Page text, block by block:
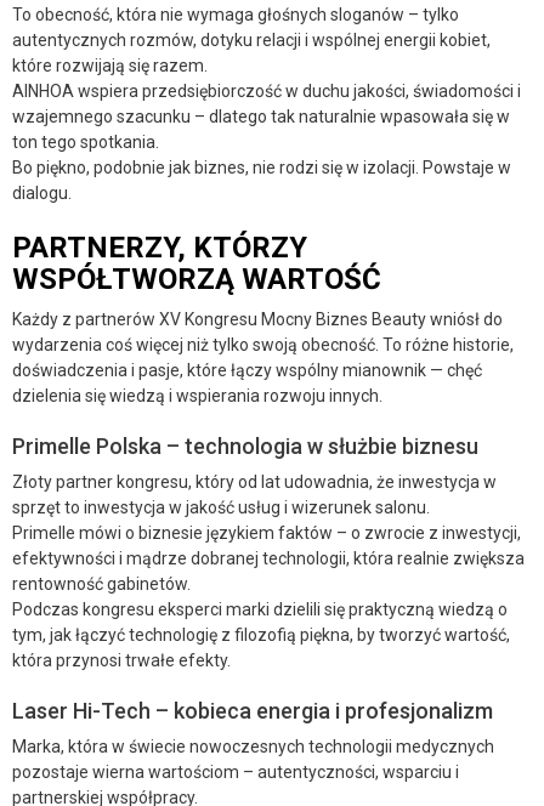
To obecność, która nie wymaga głośnych sloganów – tylko
autentycznych rozmów, dotyku relacji i wspólnej energii kobiet,
które rozwijają się razem.
AINHOA wspiera przedsiębiorczość w duchu jakości, świadomości i
wzajemnego szacunku – dlatego tak naturalnie wpasowała się w
ton tego spotkania.
Bo piękno, podobnie jak biznes, nie rodzi się w izolacji. Powstaje w
dialogu.
PARTNERZY, KTÓRZY
WSPÓŁTWORZĄ WARTOŚĆ
Każdy z partnerów XV Kongresu Mocny Biznes Beauty wniósł do
wydarzenia coś więcej niż tylko swoją obecność. To różne historie,
doświadczenia i pasje, które łączy wspólny mianownik — chęć
dzielenia się wiedzą i wspierania rozwoju innych.
Primelle Polska – technologia w służbie biznesu
Złoty partner kongresu, który od lat udowadnia, że inwestycja w
sprzęt to inwestycja w jakość usług i wizerunek salonu.
Primelle mówi o biznesie językiem faktów – o zwrocie z inwestycji,
efektywności i mądrze dobranej technologii, która realnie zwiększa
rentowność gabinetów.
Podczas kongresu eksperci marki dzielili się praktyczną wiedzą o
tym, jak łączyć technologię z filozofią piękna, by tworzyć wartość,
która przynosi trwałe efekty.
Laser Hi-Tech – kobieca energia i profesjonalizm
Marka, która w świecie nowoczesnych technologii medycznych
pozostaje wierna wartościom – autentyczności, wsparciu i
partnerskiej współpracy.